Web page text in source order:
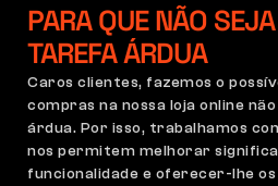
Calçado de lazer para
o tornozelo
Calças
Moletons
PARA QUE NÃO
TAREFA ÁRDUA
Caros clientes, fazemos o
compras na nossa loja online
árdua. Por isso, trabalhamos
nos permitem melhorar
funcionalidade e oferecer-lhe